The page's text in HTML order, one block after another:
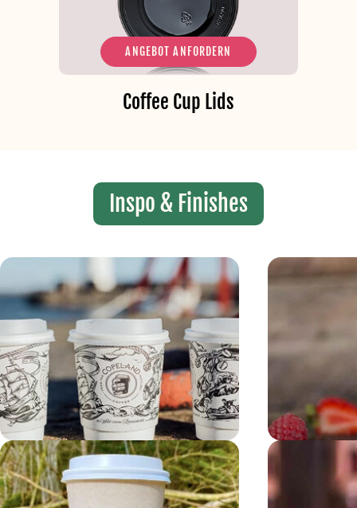
ANGEBOT ANFORDERN
Coffee Cup Lids
Inspo & Finishes